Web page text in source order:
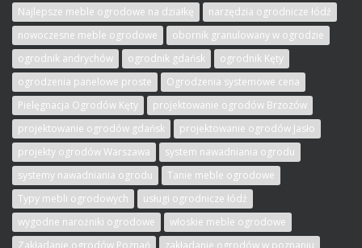
Najlepsze meble ogrodowe na działkę
narzędzia ogrodnicze łódź
nowoczesne meble ogrodowe
obornik granulowany w ogrodzie
ogrodnik andrychów
ogrodnik gdańsk
ogrodnik Kęty
ogrodzenia panelowe proste
Ogrodzenia systemowe cena
Pielęgnacja Ogrodów Kęty
projektowanie ogrodów Brzozów
projektowanie ogrodów gdańsk
projektowanie ogrodów Jasło
projekty ogrodów Warszawa
system nawadniania ogrodu
systemy nawadniania ogrodu
Tanie meble ogrodowe
Typy mebli ogrodowych
usługi ogrodnicze łódź
wygodne narożniki ogrodowe
włoskie meble ogrodowe